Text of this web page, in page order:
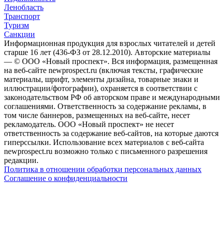
Ленобласть
Транспорт
Туризм
Санкции
Информационная продукция для взрослых читателей и детей
старше 16 лет (436-ФЗ от 28.12.2010). Авторские материалы
— © ООО «Новый проспект». Вся информация, размещенная
на веб-сайте newprospect.ru (включая тексты, графические
материалы, шрифт, элементы дизайна, товарные знаки и
иллюстрации/фотографии), охраняется в соответствии с
законодательством РФ об авторском праве и международными
соглашениями. Ответственность за содержание рекламы, в
том числе баннеров, размещенных на веб-сайте, несет
рекламодатель. ООО «Новый проспект» не несет
ответственность за содержание веб-сайтов, на которые даются
гиперссылки. Использование всех материалов с веб-сайта
newprospect.ru возможно только с письменного разрешения
редакции.
Политика в отношении обработки персональных данных
Соглашение о конфиденциальности